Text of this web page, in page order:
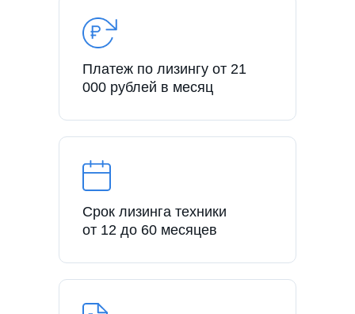
Платеж по лизингу от 21
000 рублей в месяц
Срок лизинга техники
от 12 до 60 месяцев